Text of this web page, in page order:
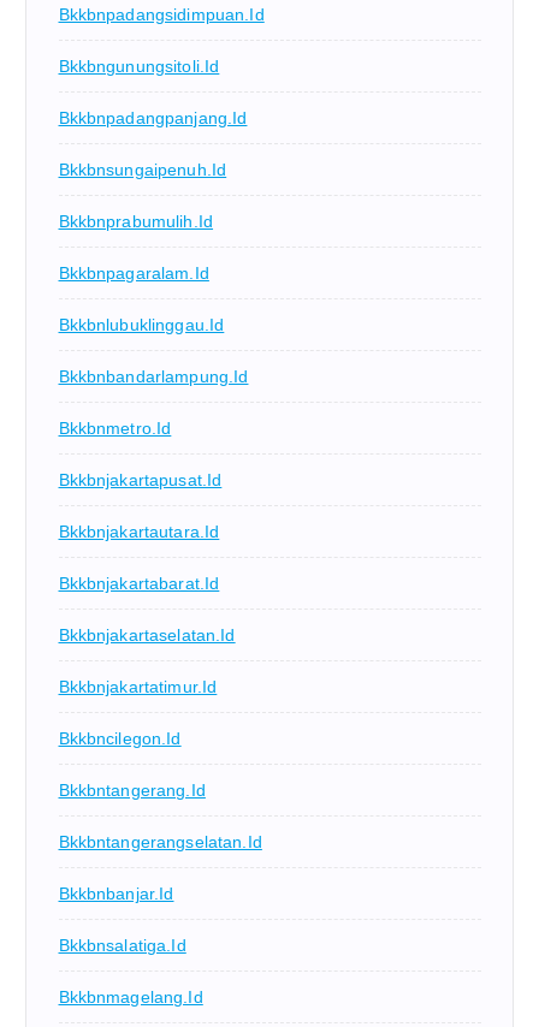
Bkkbnpadangsidimpuan.id
Bkkbngunungsitoli.id
Bkkbnpadangpanjang.id
Bkkbnsungaipenuh.id
Bkkbnprabumulih.id
Bkkbnpagaralam.id
Bkkbnlubuklinggau.id
Bkkbnbandarlampung.id
Bkkbnmetro.id
Bkkbnjakartapusat.id
Bkkbnjakartautara.id
Bkkbnjakartabarat.id
Bkkbnjakartaselatan.id
Bkkbnjakartatimur.id
Bkkbncilegon.id
Bkkbntangerang.id
Bkkbntangerangselatan.id
Bkkbnbanjar.id
Bkkbnsalatiga.id
Bkkbnmagelang.id